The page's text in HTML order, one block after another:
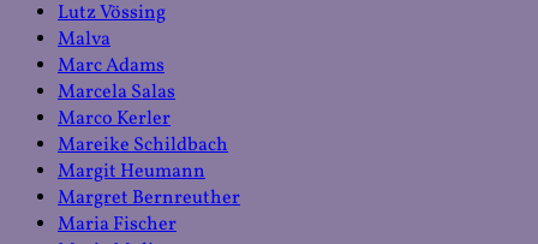
Lutz Vössing
Malva
Marc Adams
Marcela Salas
Marco Kerler
Mareike Schildbach
Margit Heumann
Margret Bernreuther
Maria Fischer